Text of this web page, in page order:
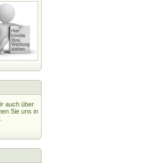
auch über
Sie uns in